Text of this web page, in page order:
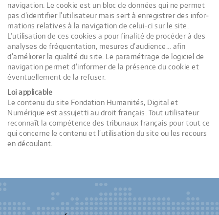
navi­ga­tion. Le cookie est un bloc de don­nées qui ne per­met
pas d’identifier l’utilisateur mais sert à enre­gis­trer des infor­
ma­tions rela­tives à la navi­ga­tion de celui-ci sur le site.
L’utilisation de ces cookies a pour fina­lité de pro­cé­der à des
ana­lyses de fré­quen­ta­tion, mesures d’audience… afin
d’améliorer la qua­lité du site. Le para­mé­trage de logi­ciel de
navi­ga­tion per­met d’informer de la pré­sence du cookie et
éven­tuel­le­ment de la refuser.
Loi appli­cable
Le contenu du site Fondation Humanités, Digital et
Numérique est assujetti au droit fran­çais. Tout uti­li­sa­teur
recon­naît la com­pé­tence des tri­bu­naux fran­çais pour tout ce
qui concerne le contenu et l’utilisation du site ou les recours
en découlant.